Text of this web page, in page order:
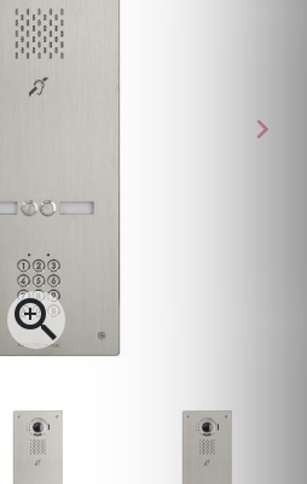

chevron_right